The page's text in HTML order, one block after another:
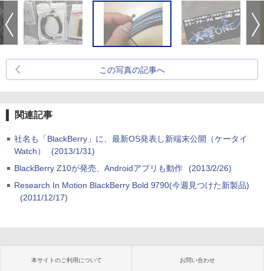
この写真の記事へ
関連記事
社名も「BlackBerry」に、最新OS発表し新端末公開（ケータイ
Watch）
(2013/1/31)
BlackBerry Z10が発売、Androidアプリも動作
(2013/2/26)
Research In Motion BlackBerry Bold 9790(今週見つけた新製品)
(2011/12/17)
本サイトのご利用について お問い合わせ